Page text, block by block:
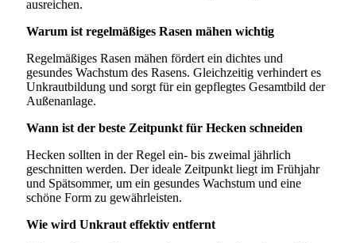
ausreichen.
Warum ist regelmäßiges Rasen mähen wichtig
Regelmäßiges Rasen mähen fördert ein dichtes und
gesundes Wachstum des Rasens. Gleichzeitig verhindert es
Unkrautbildung und sorgt für ein gepflegtes Gesamtbild der
Außenanlage.
Wann ist der beste Zeitpunkt für Hecken schneiden
Hecken sollten in der Regel ein- bis zweimal jährlich
geschnitten werden. Der ideale Zeitpunkt liegt im Frühjahr
und Spätsommer, um ein gesundes Wachstum und eine
schöne Form zu gewährleisten.
Wie wird Unkraut effektiv entfernt